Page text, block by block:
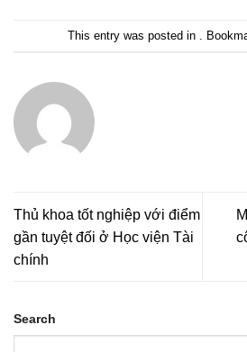
This entry was posted in .
Thủ khoa tốt nghiệp với điểm
gần tuyệt đối ở Học viện Tài
chính
Search